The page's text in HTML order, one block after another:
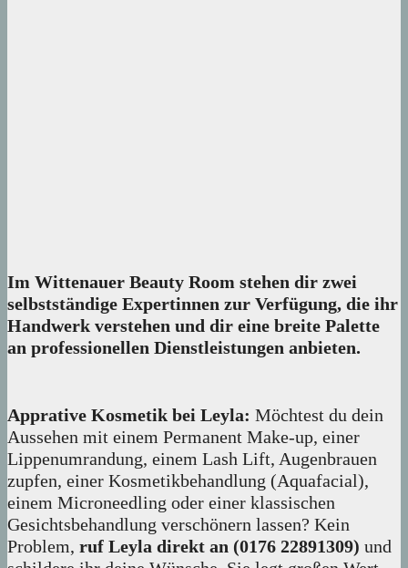
Im Wittenauer Beauty Room stehen dir zwei
selbstständige Expertinnen zur Verfügung, die ihr
Handwerk verstehen und dir eine breite Palette
an professionellen Dienstleistungen anbieten.
Apprative Kosmetik bei Leyla: Möchtest du dein
Aussehen mit einem Permanent Make-up, einer
Lippenumrandung, einem Lash Lift, Augenbrauen
zupfen, einer Kosmetikbehandlung (Aquafacial),
einem Microneedling oder einer klassischen
Gesichtsbehandlung verschönern lassen? Kein
Problem, ruf Leyla direkt an (0176 22891309) und